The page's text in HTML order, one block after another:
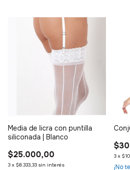
Media de licra con puntilla
siliconada | Blanco
$25.000,00
3 x $8.333,33 sin interés
3 x
¡No